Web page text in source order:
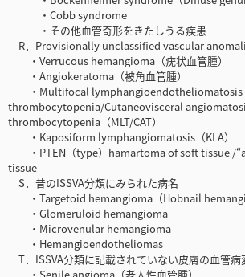
・Cobb syndrome
・その他血管奇形をきたしうる疾患
R．Provisionally unclassified vascular
・Verrucous hemangioma（疣状血管腫）
・Angiokeratoma（被角血管腫）
・Multifocal lymphangioendotheliomatosis
thrombocytopenia/Cutaneovisceral
thrombocytopenia（MLT/CAT）
・Kaposiform lymphangiomatosis（KLA）
・PTEN（type）hamartoma of soft tissue /
tissue
S．昔のISSVA分類にみられた病名
・Targetoid hemangioma（Hobnail
・Glomeruloid hemangioma
・Microvenular hemangioma
・Hemangioendotheliomas
T．ISSVA分類に記載されていない皮膚の血管病